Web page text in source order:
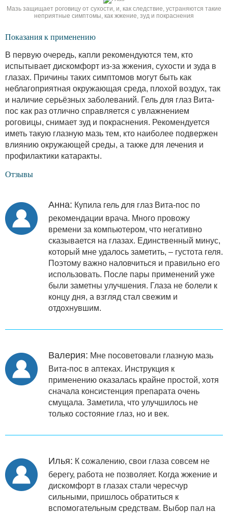
Мазь защищает роговицу от сухости, и, как следствие, устраняются такие
неприятные симптомы, как жжение, зуд и покраснения
Показания к применению
В первую очередь, капли рекомендуются тем, кто
испытывает дискомфорт из-за жжения, сухости и зуда в
глазах. Причины таких симптомов могут быть как
неблагоприятная окружающая среда, плохой воздух, так
и наличие серьёзных заболеваний. Гель для глаз Вита-
пос как раз отлично справляется с увлажнением
роговицы, снимает зуд и покраснения. Рекомендуется
иметь такую глазную мазь тем, кто наиболее подвержен
влиянию окружающей среды, а также для лечения и
профилактики катаракты.
Отзывы
Анна: Купила гель для глаз Вита-пос по
рекомендации врача. Много провожу
времени за компьютером, что негативно
сказывается на глазах. Единственный минус,
который мне удалось заметить, – густота геля.
Поэтому важно наловчиться и правильно его
использовать. После пары применений уже
были заметны улучшения. Глаза не болели к
концу дня, а взгляд стал свежим и
отдохнувшим.
Валерия: Мне посоветовали глазную мазь
Вита-пос в аптеках. Инструкция к
применению оказалась крайне простой, хотя
сначала консистенция препарата очень
смущала. Заметила, что улучшилось не
только состояние глаз, но и век.
Илья: К сожалению, свои глаза совсем не
берегу, работа не позволяет. Когда жжение и
дискомфорт в глазах стали чересчур
сильными, пришлось обратиться к
вспомогательным средствам. Выбор пал на